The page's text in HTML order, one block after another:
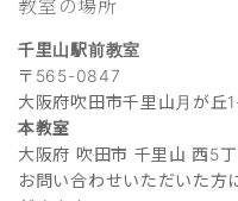
千里山駅前教室
〒565-0847
大阪府吹田市千里山月が丘
本教室
大阪府 吹田市 千里山 西5丁
お問い合わせいただいた方